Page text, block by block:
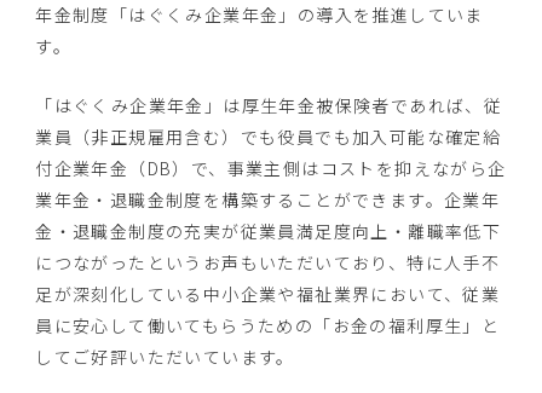
年金制度「はぐくみ企業年金」の導入を推進していま
す。
「はぐくみ企業年金」は厚生年金被保険者であれば、従
業員（非正規雇用含む）でも役員でも加入可能な確定給
付企業年金（DB）で、事業主側はコストを抑えながら企
業年金・退職金制度を構築することができます。企業年
金・退職金制度の充実が従業員満足度向上・離職率低下
につながったというお声もいただいており、特に人手不
足が深刻化している中小企業や福祉業界において、従業
員に安心して働いてもらうための「お金の福利厚生」と
してご好評いただいています。